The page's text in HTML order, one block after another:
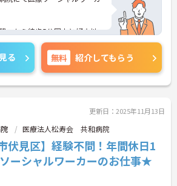
」から徒歩5分圏内と好立地
一度マイナビまでお問い合わ
細などお伝えします！
る 無料 紹介してもらう
更新日：2025年11月13日
医療法人松寿会 共和病院
伏見区】経験不問！年間休日1
ーシャルワーカーのお仕事★